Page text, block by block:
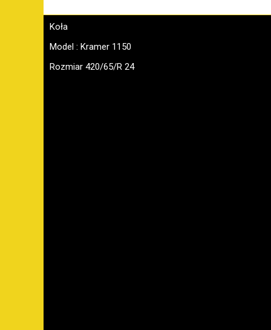
Koła
Model : Kramer 1150
Rozmiar 420/65/R 24